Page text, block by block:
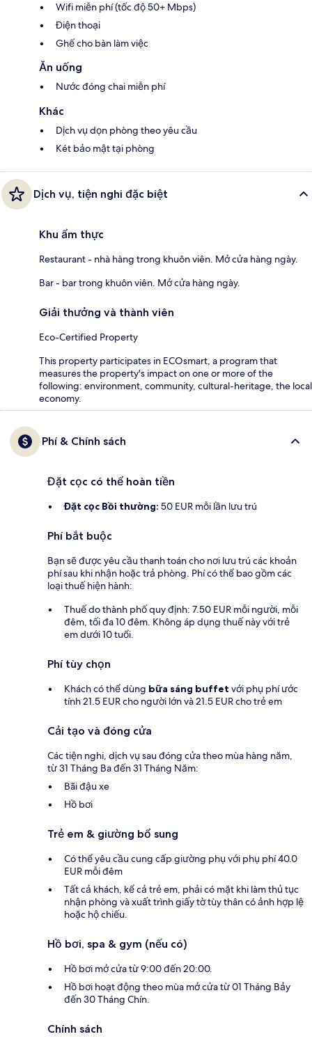
Wifi miễn phí (tốc độ 50+ Mbps)
Điện thoại
Ghế cho bàn làm việc
Ăn uống
Nước đóng chai miễn phí
Khác
Dịch vụ dọn phòng theo yêu cầu
Két bảo mật tại phòng
Dịch vụ, tiện nghi đặc biệt
Khu ẩm thực
Restaurant - nhà hàng trong khuôn viên. Mở cửa hàng ngày.
Bar - bar trong khuôn viên. Mở cửa hàng ngày.
Giải thưởng và thành viên
Eco-Certified Property
This property participates in ECOsmart, a program that
measures the property's impact on one or more of the
following: environment, community, cultural-heritage, the local
economy.
Phí & Chính sách
Đặt cọc có thể hoàn tiền
Đặt cọc Bồi thường: 50 EUR mỗi lần lưu trú
Phí bắt buộc
Bạn sẽ được yêu cầu thanh toán cho nơi lưu trú các khoản
phí sau khi nhận hoặc trả phòng. Phí có thể bao gồm các
loại thuế hiện hành:
Thuế do thành phố quy định: 7.50 EUR mỗi người, mỗi
đêm, tối đa 10 đêm. Không áp dụng thuế này với trẻ
em dưới 10 tuổi.
Phí tùy chọn
Khách có thể dùng bữa sáng buffet với phụ phí ước
tính 21.5 EUR cho người lớn và 21.5 EUR cho trẻ em
Cải tạo và đóng cửa
Các tiện nghi, dịch vụ sau đóng cửa theo mùa hàng năm,
từ 31 Tháng Ba đến 31 Tháng Năm:
Bãi đậu xe
Hồ bơi
Trẻ em & giường bổ sung
Có thể yêu cầu cung cấp giường phụ với phụ phí 40.0
EUR mỗi đêm
Tất cả khách, kể cả trẻ em, phải có mặt khi làm thủ tục
nhận phòng và xuất trình giấy tờ tùy thân có ảnh hợp lệ
hoặc hộ chiếu.
Hồ bơi, spa & gym (nếu có)
Hồ bơi mở cửa từ 9:00 đến 20:00.
Hồ bơi hoạt động theo mùa mở cửa từ 01 Tháng Bảy
đến 30 Tháng Chín.
Chính sách